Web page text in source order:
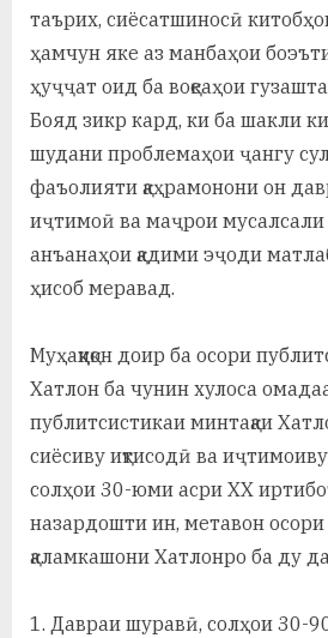
таърих, сиёсатшиносӣ
ҳамчун яке аз манбаҳои
ҳуҷҷат оид ба воқеаҳои
Бояд зикр кард, ки ба шакли
шудани проблемаҳои ҷангу
фаъолияти қаҳрамонони он
иҷтимоӣ ва маҷрои
анъанаҳои қадими эҷоди
ҳисоб меравад.
Муҳаққиқон доир ба осори
Хатлон ба чунин хулоса
публитсистикаи минтақаи
сиёсиву иқтисодӣ ва
солҳои 30-юми асри ХХ
назардошти ин, метавон
қаламкашони Хатлонро ба ду
1. Давраи шуравӣ, солҳои 30-